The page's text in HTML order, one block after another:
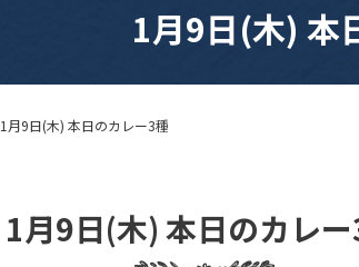
1月9日(木) 本
1月9日(木) 本日のカレー3種
1月9日(木) 本日のカレ